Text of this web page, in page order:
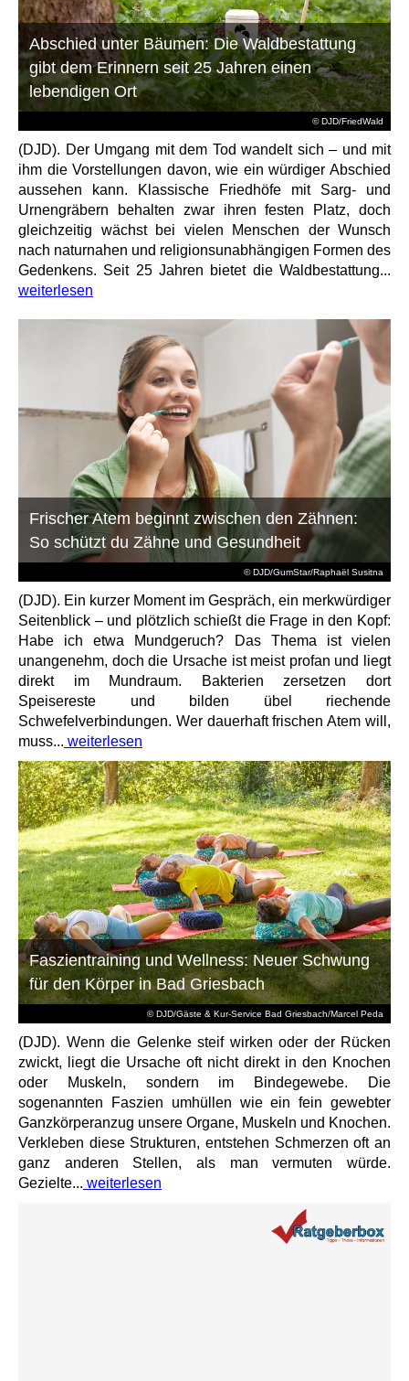
© DJD/FriedWald
Abschied unter Bäumen: Die Waldbestattung
gibt dem Erinnern seit 25 Jahren einen
lebendigen Ort
(DJD). Der Umgang mit dem Tod wandelt sich – und mit
ihm die Vorstellungen davon, wie ein würdiger Abschied
aussehen kann. Klassische Friedhöfe mit Sarg- und
Urnengräbern behalten zwar ihren festen Platz, doch
gleichzeitig wächst bei vielen Menschen der Wunsch
nach naturnahen und religionsunabhängigen Formen des
Gedenkens. Seit 25 Jahren bietet die Waldbestattung...
weiterlesen
© DJD/GumStar/Raphaël Susitna
Frischer Atem beginnt zwischen den Zähnen:
So schützt du Zähne und Gesundheit
(DJD). Ein kurzer Moment im Gespräch, ein merkwürdiger
Seitenblick – und plötzlich schießt die Frage in den Kopf:
Habe ich etwa Mundgeruch? Das Thema ist vielen
unangenehm, doch die Ursache ist meist profan und liegt
direkt im Mundraum. Bakterien zersetzen dort
Speisereste und bilden übel riechende
Schwefelverbindungen. Wer dauerhaft frischen Atem will,
muss... weiterlesen
© DJD/Gäste & Kur-Service Bad Griesbach/Marcel Peda
Faszientraining und Wellness: Neuer Schwung
für den Körper in Bad Griesbach
(DJD). Wenn die Gelenke steif wirken oder der Rücken
zwickt, liegt die Ursache oft nicht direkt in den Knochen
oder Muskeln, sondern im Bindegewebe. Die
sogenannten Faszien umhüllen wie ein fein gewebter
Ganzkörperanzug unsere Organe, Muskeln und Knochen.
Verkleben diese Strukturen, entstehen Schmerzen oft an
ganz anderen Stellen, als man vermuten würde.
Gezielte... weiterlesen